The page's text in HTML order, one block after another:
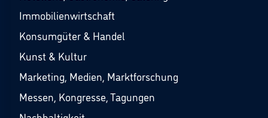
Immobilienwirtschaft
Konsumgüter & Handel
Kunst & Kultur
Marketing, Medien, Marktforschung
Messen, Kongresse, Tagungen